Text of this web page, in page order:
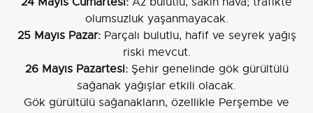
olumsuzluk yaşanmayacak.
25 Mayıs Pazar:Parçalı bulutlu, hafif ve seyrek yağış
riski mevcut.
26 Mayıs Pazartesi:Şehir genelinde gök gürültülü
sağanak yağışlar etkili olacak.
Gök gürültülü sağanakların, özellikle Perşembe ve